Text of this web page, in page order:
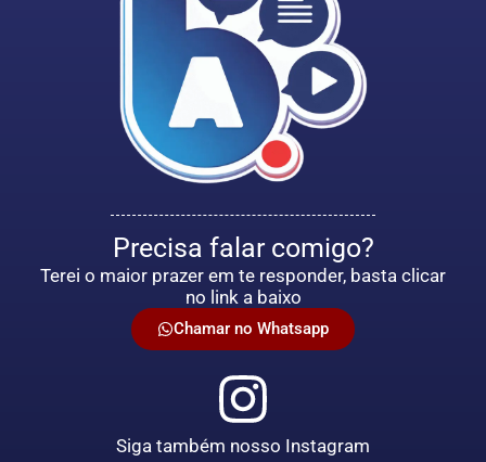
Precisa falar comigo?
Terei o maior prazer em te responder, basta clicar
no link a baixo
Chamar no Whatsapp
Siga também nosso Instagram